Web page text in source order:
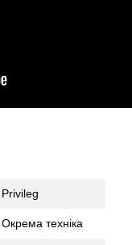
Privileg
Окрема техніка